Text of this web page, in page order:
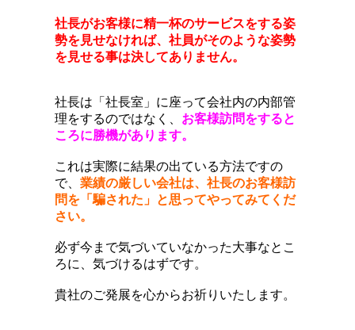
社長がお客様に精一杯のサービスをする姿
勢を見せなければ、社員がそのような姿勢
を見せる事は決してありません。
社長は「社長室」に座って会社内の内部管
理をするのではなく、 お客様訪問をすると
ころに勝機があります。
これは実際に結果の出ている方法ですの
で、 業績の厳しい会社は、社長のお客様訪
問を「騙された」と思ってやってみてくだ
さい。
必ず今まで気づいていなかった大事なとこ
ろに、気づけるはずです。
貴社のご発展を心からお祈りいたします。